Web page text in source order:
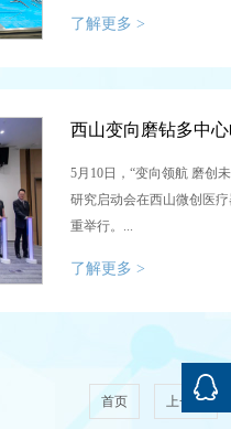
了解更多 >
西山变向磨钻多中
5月10日，“变向领航 磨创
研究启动会在西山微创医
重举行。...
了解更多 >
首页 上一页